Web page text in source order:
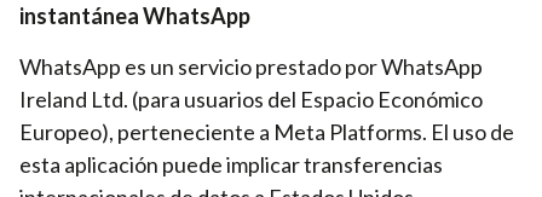
instantánea WhatsApp
WhatsApp es un servicio prestado por WhatsApp
Ireland Ltd. (para usuarios del Espacio Económico
Europeo), perteneciente a Meta Platforms. El uso de
esta aplicación puede implicar transferencias